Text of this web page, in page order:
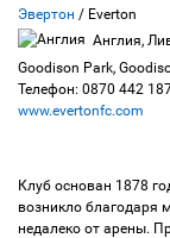
Эвертон / Everton
Англия,
Goodison Park,
Телефон: 0870 442
www.evertonfc.com
Клуб основан 1878
возникло благодаря
недалеко от арены.